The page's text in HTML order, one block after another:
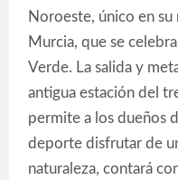
Noroeste, único en
Murcia, que se
Verde. La salida y
antigua estación del
permite a los dueños
deporte disfrutar de
naturaleza, contará